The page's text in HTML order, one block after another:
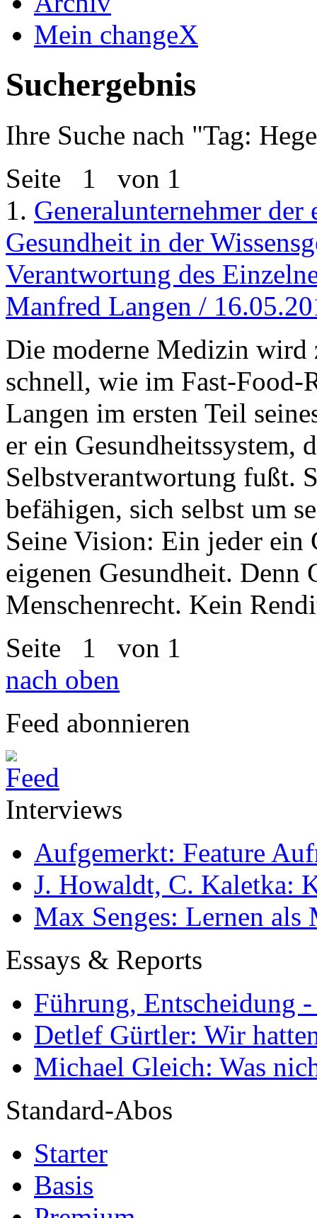
Mein changeX
Suchergebnis
Ihre Suche nach "Tag:
Seite 1 von 1
1. Generalunternehmer der
Gesundheit in der
Verantwortung des
Manfred Langen /
Die moderne Medizin
schnell, wie im Fast-Food-
Langen im ersten Teil
er ein Gesundheitssystem,
Selbstverantwortung fußt.
befähigen, sich selbst um
Seine Vision: Ein jeder ein
eigenen Gesundheit. Denn
Menschenrecht. Kein
Seite 1 von 1
nach oben
Feed abonnieren
Interviews
Aufgemerkt: Feature
J. Howaldt, C. Kaletka:
Max Senges: Lernen als
Essays & Reports
Führung, Entscheidung
Detlef Gürtler: Wir
Michael Gleich: Was
Standard-Abos
Starter
Basis